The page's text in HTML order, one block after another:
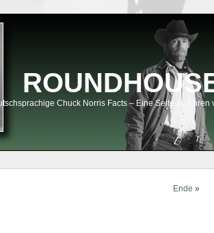
Chuck Norris Facts – Eine Seite zu
Ende »